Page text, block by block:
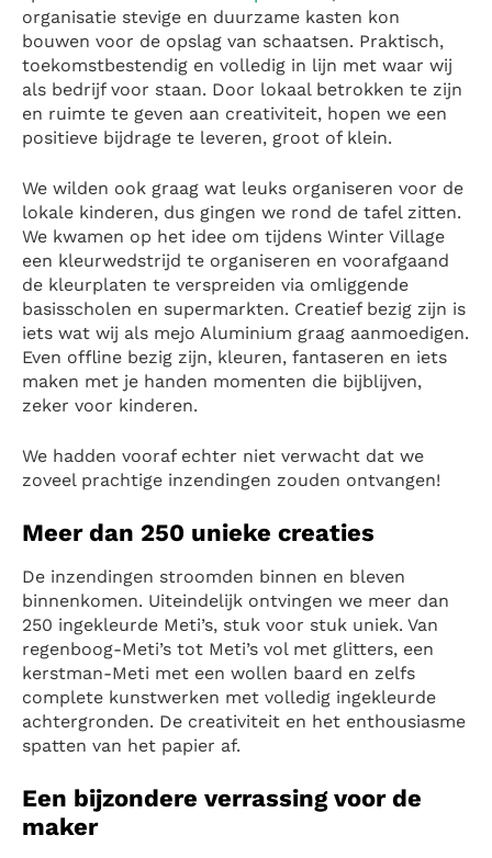
organisatie stevige en duurzame kasten kon
bouwen voor de opslag van schaatsen. Praktisch,
toekomstbestendig en volledig in lijn met waar wij
als bedrijf voor staan. Door lokaal betrokken te zijn
en ruimte te geven aan creativiteit, hopen we een
positieve bijdrage te leveren, groot of klein.
We wilden ook graag wat leuks organiseren voor de
lokale kinderen, dus gingen we rond de tafel zitten.
We kwamen op het idee om tijdens Winter Village
een kleurwedstrijd te organiseren en voorafgaand
de kleurplaten te verspreiden via omliggende
basisscholen en supermarkten. Creatief bezig zijn is
iets wat wij als mejo Aluminium graag aanmoedigen.
Even offline bezig zijn, kleuren, fantaseren en iets
maken met je handen momenten die bijblijven,
zeker voor kinderen.
We hadden vooraf echter niet verwacht dat we
zoveel prachtige inzendingen zouden ontvangen!
Meer dan 250 unieke creaties
De inzendingen stroomden binnen en bleven
binnenkomen. Uiteindelijk ontvingen we meer dan
250 ingekleurde Meti’s, stuk voor stuk uniek. Van
regenboog-Meti’s tot Meti’s vol met glitters, een
kerstman-Meti met een wollen baard en zelfs
complete kunstwerken met volledig ingekleurde
achtergronden. De creativiteit en het enthousiasme
spatten van het papier af.
Een bijzondere verrassing voor de
maker